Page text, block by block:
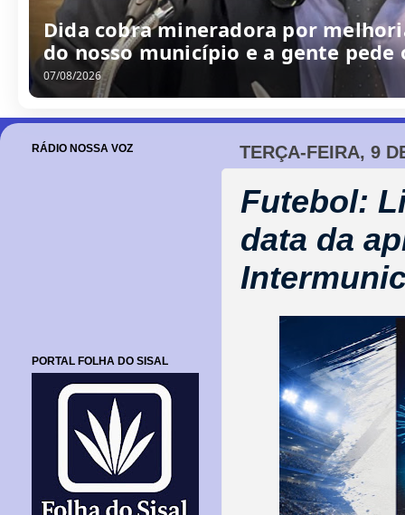
Dida cobra mineradora por
do nosso município e a gente pede
07/08/2026
TERÇA-FEIRA, 9
Futebol:
data da
RÁDIO NOSSA VOZ
PORTAL FOLHA DO SISAL